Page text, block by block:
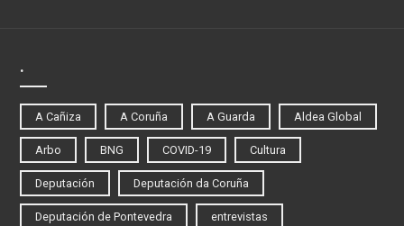
.
A Cañiza A Coruña A Guarda Aldea Global
Arbo BNG COVID-19 Cultura
Deputación Deputación da Coruña
Deputación de Pontevedra entrevistas